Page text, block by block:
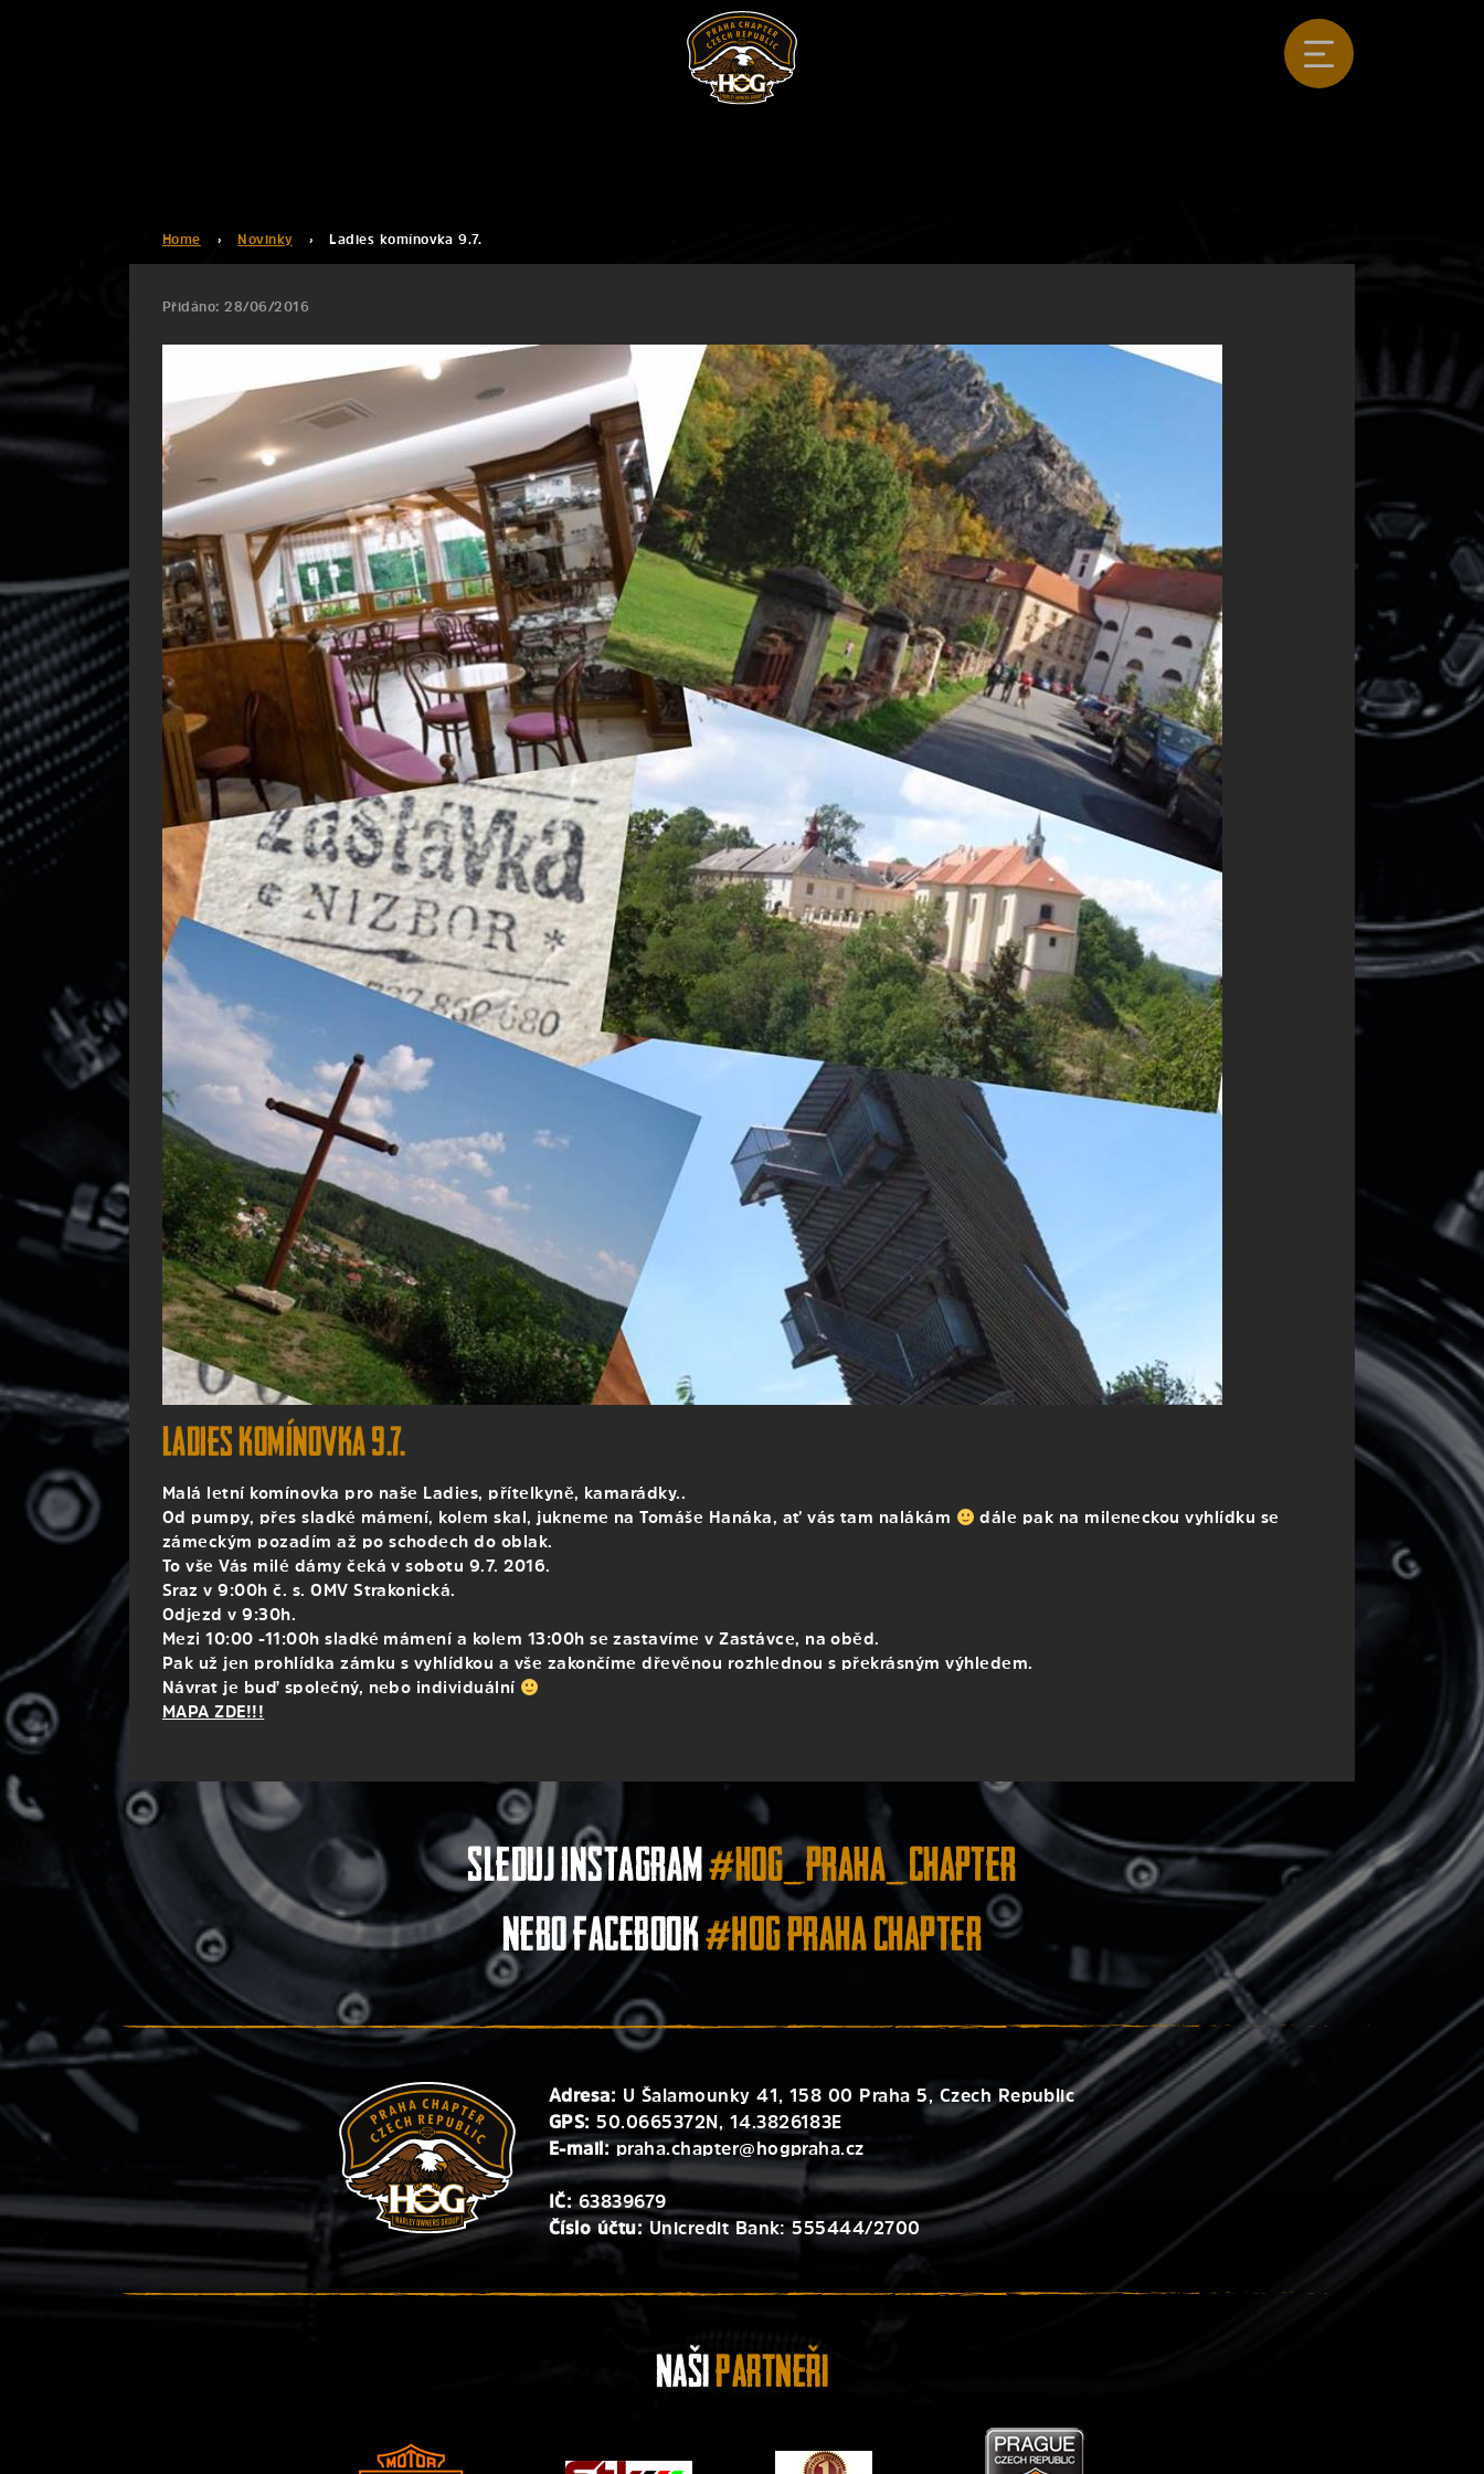
Home › Novinky › Ladies komínovka 9.7.
Přidáno: 28/06/2016
Ladies komínovka 9.7.
Malá letní komínovka pro naše Ladies, přítelkyně, kamarádky..
Od pumpy, přes sladké mámení, kolem skal, jukneme na Tomáše Hanáka, ať vás tam nalákám
dále pak na mileneckou vyhlídku se
zámeckým pozadím až po schodech do oblak.
To vše Vás milé dámy čeká v sobotu 9.7. 2016.
Sraz v 9:00h č. s. OMV Strakonická.
Odjezd v 9:30h.
Mezi 10:00 -11:00h sladké mámení a kolem 13:00h se zastavíme v Zastávce, na oběd.
Pak už jen prohlídka zámku s vyhlídkou a vše zakončíme dřevěnou rozhlednou s překrásným výhledem.
Návrat je buď společný, nebo individuální
MAPA ZDE!!!
Sleduj instagram#hog_praha_chapter
nebo facebook#HOG Praha Chapter
Adresa: U Šalamounky 41, 158 00 Praha 5, Czech Republic
GPS: 50.0665372N, 14.3826183E
E-mail:praha.chapter@hogpraha.cz
IČ:63839679
Číslo účtu: Unicredit Bank: 555444/2700
NašiPartneři